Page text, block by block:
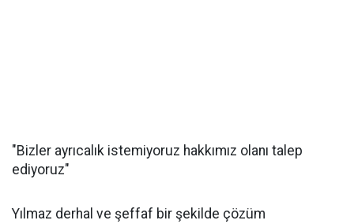
"Bizler ayrıcalık istemiyoruz hakkımız olanı talep
ediyoruz"
Yılmaz derhal ve şeffaf bir şekilde çözüm